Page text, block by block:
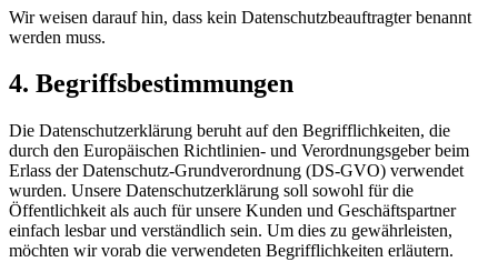
Wir weisen darauf hin, dass kein Datenschutzbeauftragter benannt
werden muss.
4. Begriffsbestimmungen
Die Datenschutzerklärung beruht auf den Begrifflichkeiten, die
durch den Europäischen Richtlinien- und Verordnungsgeber beim
Erlass der Datenschutz-Grundverordnung (DS-GVO) verwendet
wurden. Unsere Datenschutzerklärung soll sowohl für die
Öffentlichkeit als auch für unsere Kunden und Geschäftspartner
einfach lesbar und verständlich sein. Um dies zu gewährleisten,
möchten wir vorab die verwendeten Begrifflichkeiten erläutern.